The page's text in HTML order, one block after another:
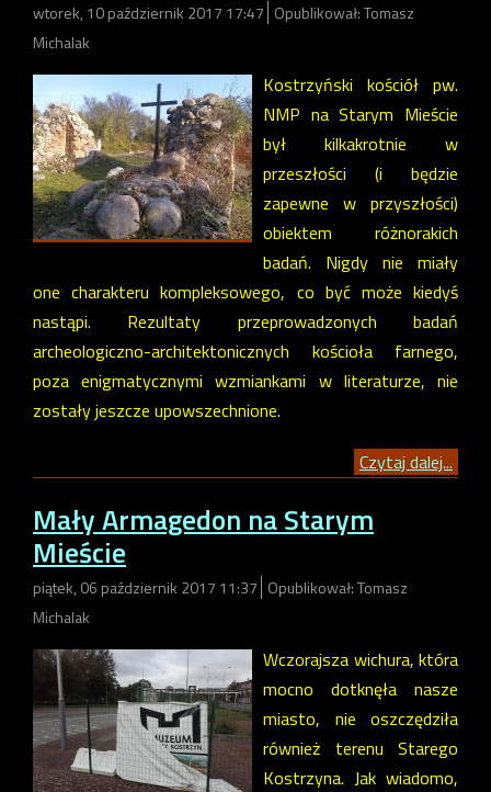
wtorek, 10 październik 2017 17:47 Opublikował: Tomasz
Michalak
Kostrzyński kościół pw.
NMP na Starym Mieście
był kilkakrotnie w
przeszłości (i będzie
zapewne w przyszłości)
obiektem różnorakich
badań. Nigdy nie miały
one charakteru kompleksowego, co być może kiedyś
nastąpi. Rezultaty przeprowadzonych badań
archeologiczno-architektonicznych kościoła farnego,
poza enigmatycznymi wzmiankami w literaturze, nie
zostały jeszcze upowszechnione.
Czytaj dalej...
Mały Armagedon na Starym
Mieście
piątek, 06 październik 2017 11:37 Opublikował: Tomasz
Michalak
Wczorajsza wichura, która
mocno dotknęła nasze
miasto, nie oszczędziła
również terenu Starego
Kostrzyna. Jak wiadomo,